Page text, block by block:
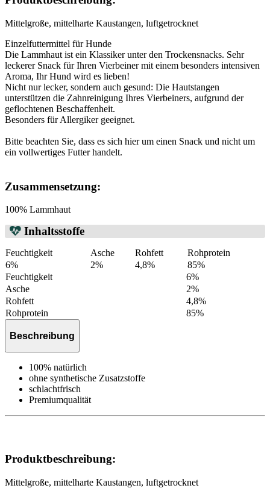
Mittelgroße, mittelharte Kaustangen, luftgetrocknet
Einzelfuttermittel für Hunde
Die Lammhaut ist ein Klassiker unter den Trockensnacks. Sehr
leckerer Snack für Ihren Vierbeiner mit einem besonders intensiven
Aroma, Ihr Hund wird es lieben!
Nicht nur lecker, sondern auch gesund: Die Hautstangen
unterstützen die Zahnreinigung Ihres Vierbeiners, aufgrund der
geflochtenen Beschaffenheit.
Besonders für Allergiker geeignet.
Bitte beachten Sie, dass es sich hier um einen Snack und nicht um
ein vollwertiges Futter handelt.
Zusammensetzung:
100% Lammhaut
Inhaltsstoffe
Feuchtigkeit Asche Rohfett
Rohprotein
6%
2% 4,8%
85%
Feuchtigkeit
6%
Asche
2%
Rohfett
4,8%
Rohprotein
85%
Beschreibung
100% natürlich
ohne synthetische Zusatzstoffe
schlachtfrisch
Premiumqualität
Produktbeschreibung:
Mittelgroße, mittelharte Kaustangen, luftgetrocknet